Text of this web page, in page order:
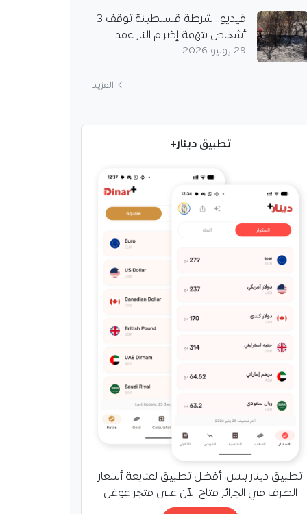
فيديو.. شرطة قسنطينة توقف 3
أشخاص بتهمة إضرام النار عمدا
29 يوليو 2026
المزيد
تطبيق دينار+
تطبيق دينار بلس، أفضل تطبيق لمتابعة أسعار
الصرف في الجزائر متاح الآن على متجر غوغل